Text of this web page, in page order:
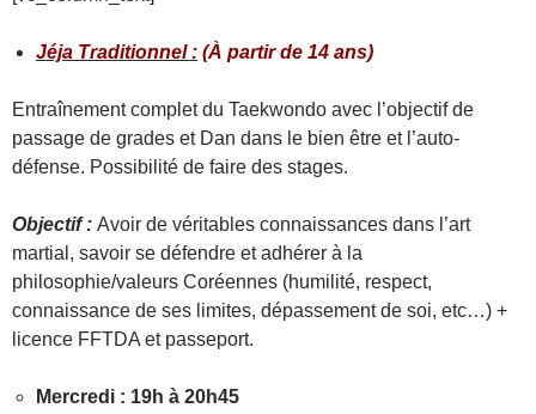
Jéja Traditionnel : (À partir de 14 ans)
Entraînement complet du Taekwondo avec l’objectif de
passage de grades et Dan dans le bien être et l’auto-
défense. Possibilité de faire des stages.
Objectif : Avoir de véritables connaissances dans l’art
martial, savoir se défendre et adhérer à la
philosophie/valeurs Coréennes (humilité, respect,
connaissance de ses limites, dépassement de soi, etc…) +
licence FFTDA et passeport.
Mercredi : 19h à 20h45